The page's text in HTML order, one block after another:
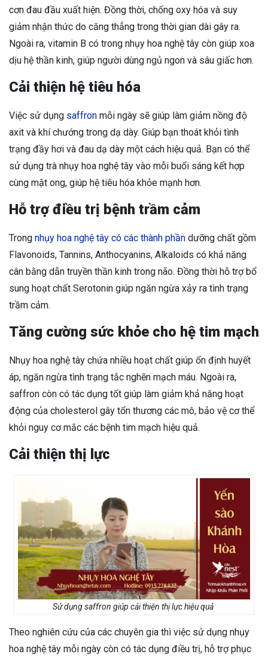
cơn đau đầu xuất hiện. Đồng thời, chống oxy hóa và suy
giảm nhận thức do căng thẳng trong thời gian dài gây ra.
Ngoài ra, vitamin B có trong nhụy hoa nghệ tây còn giúp xoa
dịu hệ thần kinh, giúp người dùng ngủ ngon và sâu giấc hơn.
Cải thiện hệ tiêu hóa
Việc sử dụng saffron mỗi ngày sẽ giúp làm giảm nồng độ
axit và khí chướng trong dạ dày. Giúp bạn thoát khỏi tình
trạng đầy hơi và đau dạ dày một cách hiệu quả. Bạn có thể
sử dụng trà nhụy hoa nghệ tây vào mỗi buổi sáng kết hợp
cùng mật ong, giúp hệ tiêu hóa khỏe mạnh hơn.
Hỗ trợ điều trị bệnh trầm cảm
Trong nhụy hoa nghệ tây có các thành phần dưỡng chất gồm
Flavonoids, Tannins, Anthocyanins, Alkaloids có khả năng
cân bằng dẫn truyền thần kinh trong não. Đồng thời hỗ trợ bổ
sung hoạt chất Serotonin giúp ngăn ngừa xảy ra tình trạng
trầm cảm.
Tăng cường sức khỏe cho hệ tim mạch
Nhụy hoa nghệ tây chứa nhiều hoạt chất giúp ổn định huyết
áp, ngăn ngừa tình trạng tắc nghẽn mạch máu. Ngoài ra,
saffron còn có tác dụng tốt giúp làm giảm khả năng hoạt
động của cholesterol gây tổn thương các mô, bảo vệ cơ thể
khỏi nguy cơ mắc các bệnh tim mạch hiệu quả.
Cải thiện thị lực
Sử dụng saffron giúp cải thiện thị lực hiệu quả
Theo nghiên cứu của các chuyên gia thì việc sử dụng nhụy
hoa nghệ tây mỗi ngày còn có tác dụng điều trị, hỗ trợ phục